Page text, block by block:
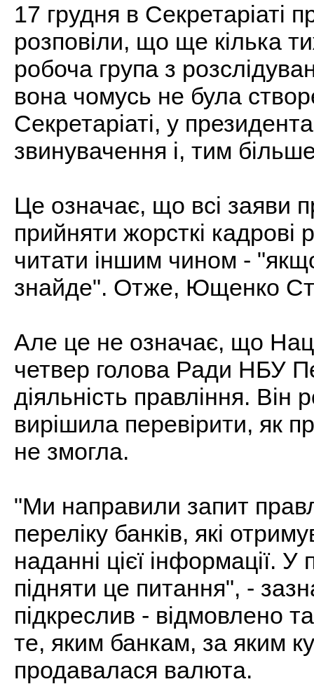
17 грудня в Секретаріаті
розповіли, що ще кілька
робоча група з
вона чомусь не була
Секретаріаті, у
звинувачення і, тим
Це означає, що всі заяви
прийняти жорсткі
читати іншим чином -
знайде". Отже, Ющенко
Але це не означає, що
четвер голова Ради НБУ
діяльність правління.
вирішила перевірити, як
не змогла.
"Ми направили запит
переліку банків, які
наданні цієї інформації.
підняти це питання", -
підкреслив - відмовлено
те, яким банкам, за яким
продавалася валюта.